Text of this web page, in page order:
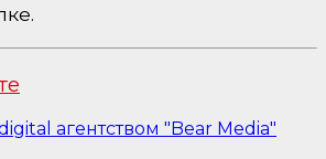
агентством "Bear Media"